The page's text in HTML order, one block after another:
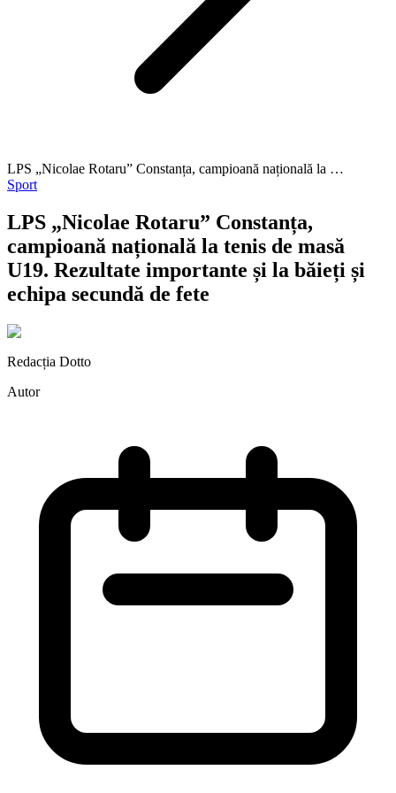
LPS „Nicolae Rotaru” Constanța, campioană națională la …
Sport
LPS „Nicolae Rotaru” Constanța,
campioană națională la tenis de masă
U19. Rezultate importante și la băieți și
echipa secundă de fete
Redacția Dotto
Autor